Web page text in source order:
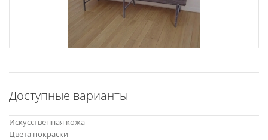
Доступные варианты
Искусственная кожа
Цвета покраски